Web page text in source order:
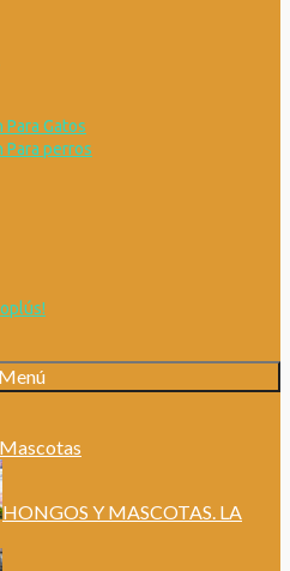
Gatos
Para perros
Menú
HONGOS Y MASCOTAS. LA